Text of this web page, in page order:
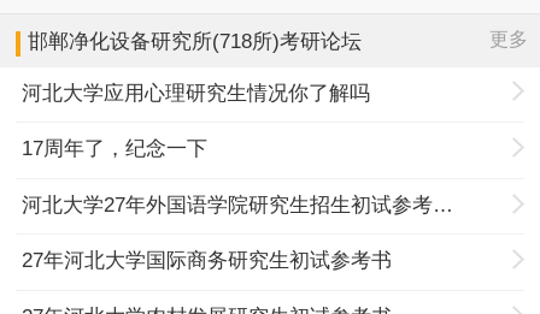
邯郸净化设备研究所(718所)考研论坛 更多
河北大学应用心理研究生情况你了解吗
17周年了，纪念一下
河北大学27年外国语学院研究生招生初试参考书目调整
27年河北大学国际商务研究生初试参考书